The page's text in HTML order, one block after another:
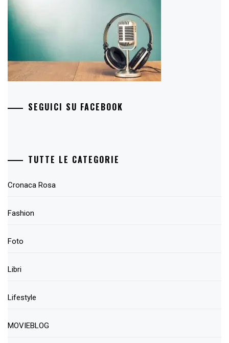
SEGUICI SU FACEBOOK
TUTTE LE CATEGORIE
Cronaca Rosa
Fashion
Foto
Libri
Lifestyle
MOVIEBLOG